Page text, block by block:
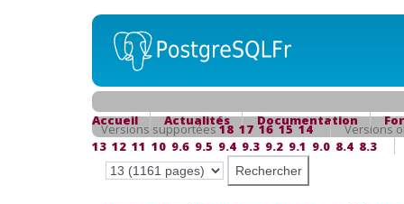
Accueil Actualités Documentation
Versions supportées18 17 16 15 14
Versions
13 12 11 10 9.6 9.5 9.4 9.3 9.2 9.1 9.0 8.4 8.3